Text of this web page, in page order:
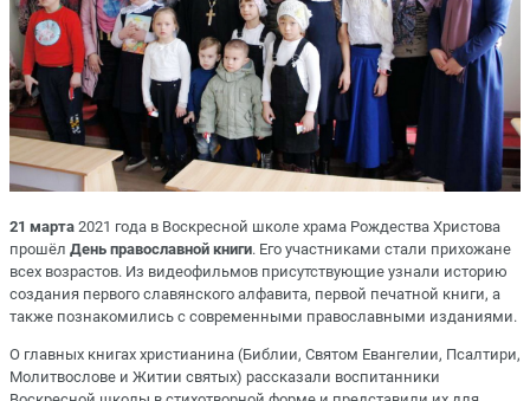
21 марта 2021 года в Воскресной школе храма Рождества Христова
прошёл День православной книги. Его участниками стали прихожане
всех возрастов. Из видеофильмов присутствующие узнали историю
создания первого славянского алфавита, первой печатной книги, а
также познакомились с современными православными изданиями.
О главных книгах христианина (Библии, Святом Евангелии, Псалтири,
Молитвослове и Житии святых) рассказали воспитанники